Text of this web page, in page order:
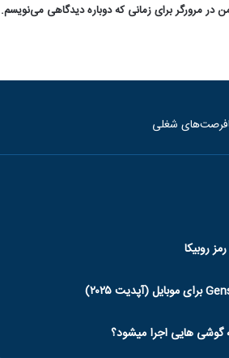
در مرورگر برای زمانی که دوباره دیدگاهی می‌نویسم.
فرصت‌های شغلی
روبیکا
گوشی هایی اجرا میشود؟